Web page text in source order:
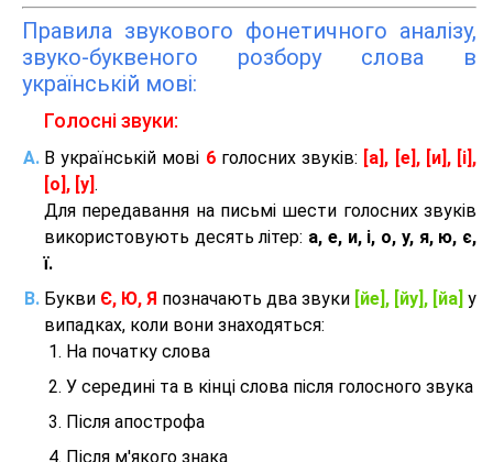
Правила звукового фонетичного аналізу,
звуко-буквеного розбору слова в
українській мові:
Голосні звуки:
В українській мові 6голосних звуків:
[а], [е], [и], [і],
[о], [у] .
Для передавання на письмі шести голосних звуків
використовують десять літер: а, е, и, і, о, у, я, ю, є,
ї.
Букви Є, Ю, Я позначають два звуки [йе], [йу], [йа] у
випадках, коли вони знаходяться:
На початку слова
У середині та в кінці слова після голосного звука
Після апострофа
Після м'якого знака